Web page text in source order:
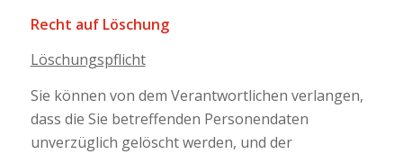
Recht auf Löschung
Löschungspflicht
Sie können von dem Verantwortlichen verlangen,
dass die Sie betreffenden Personendaten
unverzüglich gelöscht werden, und der